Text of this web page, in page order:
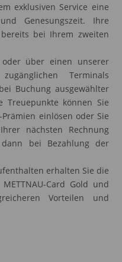
exklusiven Service eine
Genesungszeit. Ihre
bei Ihrem zweiten
über einen unserer
Terminals
Buchung ausgewählter
Treuepunkte können Sie
Prämien einlösen oder Sie
nächsten Rechnung
bei Bezahlung der
erhalten Sie die
Card Gold und
Vorteilen und